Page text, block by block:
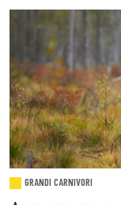
GRANDI CARNIVORI